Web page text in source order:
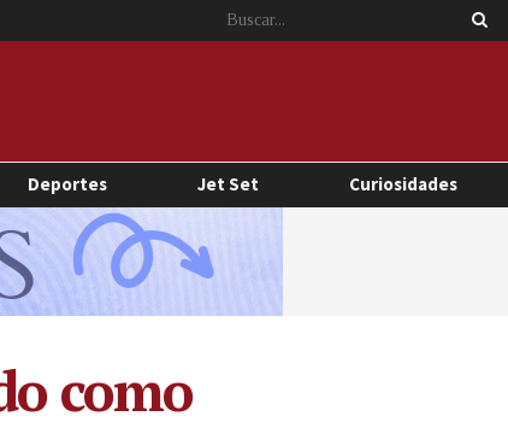
Deportes Jet Set Curiosidades
como